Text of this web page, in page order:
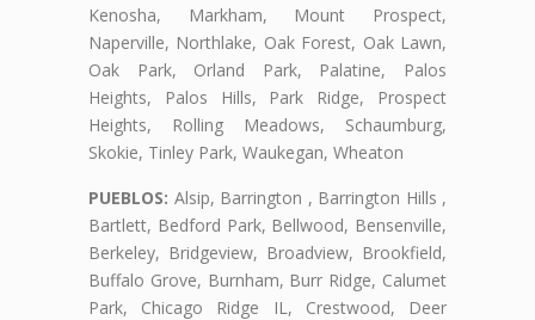
Kenosha, Markham, Mount Prospect,
Naperville, Northlake, Oak Forest, Oak Lawn,
Oak Park, Orland Park, Palatine, Palos
Heights, Palos Hills, Park Ridge, Prospect
Heights, Rolling Meadows, Schaumburg,
Skokie, Tinley Park, Waukegan, Wheaton
PUEBLOS: Alsip, Barrington , Barrington Hills ,
Bartlett, Bedford Park, Bellwood, Bensenville,
Berkeley, Bridgeview, Broadview, Brookfield,
Buffalo Grove, Burnham, Burr Ridge, Calumet
Park, Chicago Ridge IL, Crestwood, Deer